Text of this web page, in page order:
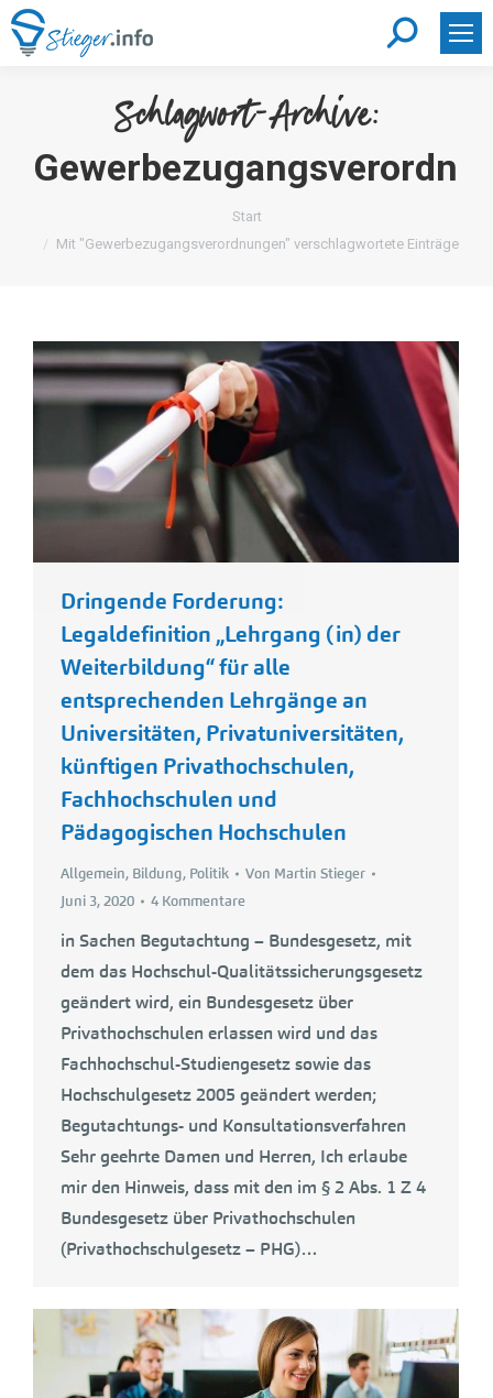
Search:
Schlagwort-Archive:
Start
Mit "Gewerbezugangsverordnungen" verschlagwortete Einträge
Dringende Forderung:
Legaldefinition „Lehrgang (in) der
Weiterbildung“ für alle
entsprechenden Lehrgänge an
Universitäten, Privatuniversitäten,
künftigen Privathochschulen,
Fachhochschulen und
Pädagogischen Hochschulen
Allgemein, Bildung, Politik Von Martin Stieger
Juni 3, 2020
4 Kommentare
in Sachen Begutachtung – Bundesgesetz, mit
dem das Hochschul-Qualitätssicherungsgesetz
geändert wird, ein Bundesgesetz über
Privathochschulen erlassen wird und das
Fachhochschul-Studiengesetz sowie das
Hochschulgesetz 2005 geändert werden;
Begutachtungs- und Konsultationsverfahren
Sehr geehrte Damen und Herren, Ich erlaube
mir den Hinweis, dass mit den im § 2 Abs. 1 Z 4
Bundesgesetz über Privathochschulen
(Privathochschulgesetz – PHG)…